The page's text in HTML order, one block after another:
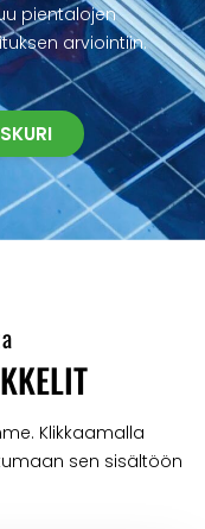
pientalojen
arviointiin.
Klikkaamalla
sen sisältöön